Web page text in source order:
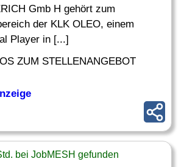
Gmb H gehört zum
der KLK OLEO, einem
Player in [...]
ZUM STELLENANGEBOT
bei JobMESH gefunden